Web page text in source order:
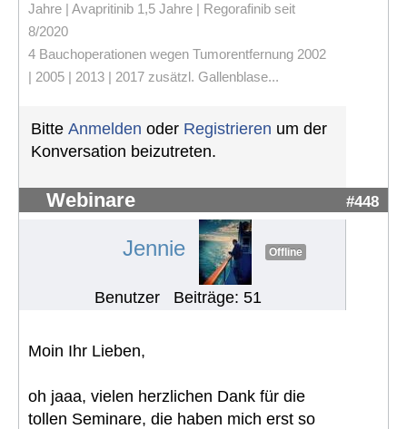
Jahre | Avapritinib 1,5 Jahre | Regorafinib seit
8/2020
4 Bauchoperationen wegen Tumorentfernung 2002
| 2005 | 2013 | 2017 zusätzl. Gallenblase...
Bitte Anmelden oder Registrieren um der
Konversation beizutreten.
Webinare #448
Jennie Offline
Benutzer Beiträge: 51
Moin Ihr Lieben,
oh jaaa, vielen herzlichen Dank für die
tollen Seminare, die haben mich erst so